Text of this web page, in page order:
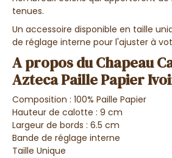
tenues.
Un accessoire disponible en taille
de réglage interne pour l'ajuster à
A propos du Chapeau
Azteca Paille Papier
Composition : 100% Paille Papier
Hauteur de calotte : 9 cm
Largeur de bords : 6.5 cm
Bande de réglage interne
Taille Unique